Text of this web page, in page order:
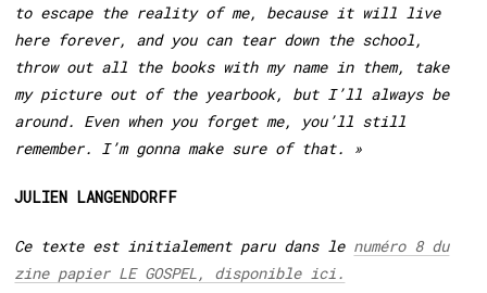
to escape the reality of me, because it will live
here forever, and you can tear down the school,
throw out all the books with my name in them, take
my picture out of the yearbook, but I’ll always be
around. Even when you forget me, you’ll still
remember. I’m gonna make sure of that. »
JULIEN LANGENDORFF
Ce texte est initialement paru dans le numéro 8 du
zine papier LE GOSPEL, disponible ici.